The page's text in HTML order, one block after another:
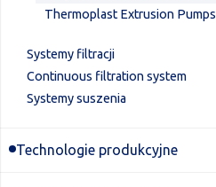
Thermoplast Extrusion Pumps
Systemy filtracji
Continuous filtration system
Systemy suszenia
Technologie produkcyjne